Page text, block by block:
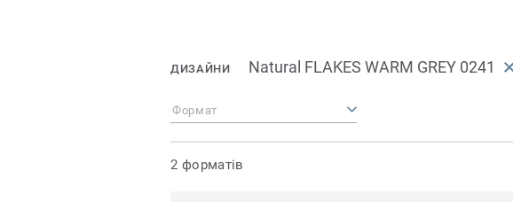
ДИЗАЙНИ Natural FLAKES WARM GREY 0241
Формат
2 форматів